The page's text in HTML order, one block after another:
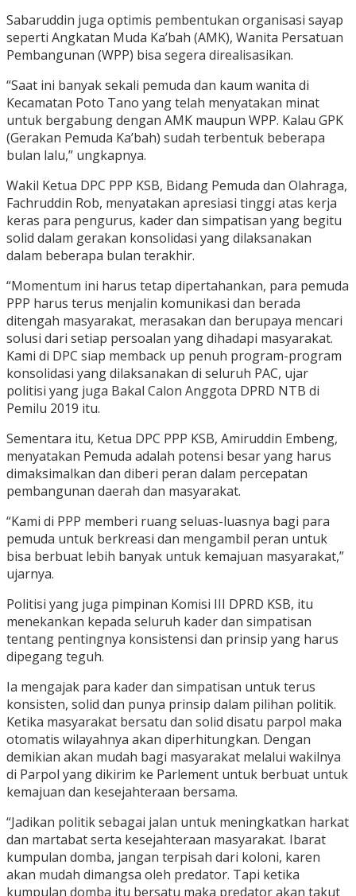
Sabaruddin juga optimis pembentukan organisasi sayap
seperti Angkatan Muda Ka’bah (AMK), Wanita Persatuan
Pembangunan (WPP) bisa segera direalisasikan.
“Saat ini banyak sekali pemuda dan kaum wanita di
Kecamatan Poto Tano yang telah menyatakan minat
untuk bergabung dengan AMK maupun WPP. Kalau GPK
(Gerakan Pemuda Ka’bah) sudah terbentuk beberapa
bulan lalu,” ungkapnya.
Wakil Ketua DPC PPP KSB, Bidang Pemuda dan Olahraga,
Fachruddin Rob, menyatakan apresiasi tinggi atas kerja
keras para pengurus, kader dan simpatisan yang begitu
solid dalam gerakan konsolidasi yang dilaksanakan
dalam beberapa bulan terakhir.
“Momentum ini harus tetap dipertahankan, para pemuda
PPP harus terus menjalin komunikasi dan berada
ditengah masyarakat, merasakan dan berupaya mencari
solusi dari setiap persoalan yang dihadapi masyarakat.
Kami di DPC siap memback up penuh program-program
konsolidasi yang dilaksanakan di seluruh PAC, ujar
politisi yang juga Bakal Calon Anggota DPRD NTB di
Pemilu 2019 itu.
Sementara itu, Ketua DPC PPP KSB, Amiruddin Embeng,
menyatakan Pemuda adalah potensi besar yang harus
dimaksimalkan dan diberi peran dalam percepatan
pembangunan daerah dan masyarakat.
“Kami di PPP memberi ruang seluas-luasnya bagi para
pemuda untuk berkreasi dan mengambil peran untuk
bisa berbuat lebih banyak untuk kemajuan masyarakat,”
ujarnya.
Politisi yang juga pimpinan Komisi III DPRD KSB, itu
menekankan kepada seluruh kader dan simpatisan
tentang pentingnya konsistensi dan prinsip yang harus
dipegang teguh.
Ia mengajak para kader dan simpatisan untuk terus
konsisten, solid dan punya prinsip dalam pilihan politik.
Ketika masyarakat bersatu dan solid disatu parpol maka
otomatis wilayahnya akan diperhitungkan. Dengan
demikian akan mudah bagi masyarakat melalui wakilnya
di Parpol yang dikirim ke Parlement untuk berbuat untuk
kemajuan dan kesejahteraan bersama.
“Jadikan politik sebagai jalan untuk meningkatkan harkat
dan martabat serta kesejahteraan masyarakat. Ibarat
kumpulan domba, jangan terpisah dari koloni, karen
akan mudah dimangsa oleh predator. Tapi ketika
kumpulan domba itu bersatu maka predator akan takut